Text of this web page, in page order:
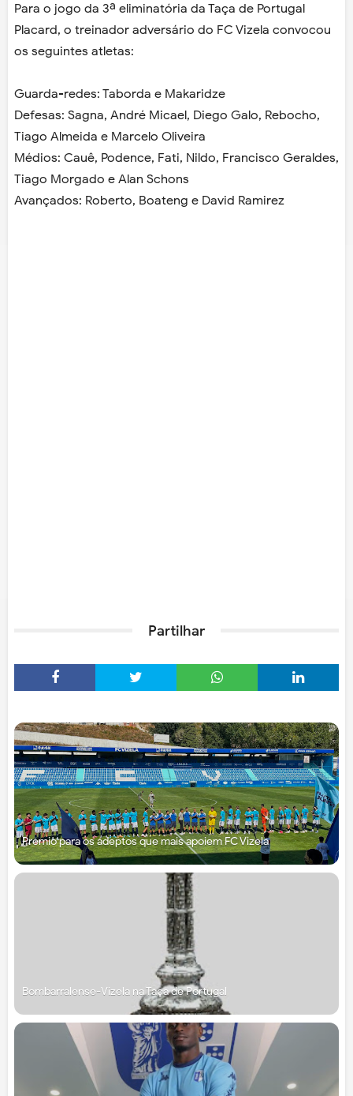
Para o jogo da 3ª eliminatória da Taça de Portugal
Placard, o treinador adversário do FC Vizela convocou
os seguintes atletas:
Guarda-redes: Taborda e Makaridze
Defesas: Sagna, André Micael, Diego Galo, Rebocho,
Tiago Almeida e Marcelo Oliveira
Médios: Cauê, Podence, Fati, Nildo, Francisco Geraldes,
Tiago Morgado e Alan Schons
Avançados: Roberto, Boateng e David Ramirez
Partilhar
Prémio para os adeptos que mais apoiem FC Vizela
Bombarralense-Vizela na Taça de Portugal